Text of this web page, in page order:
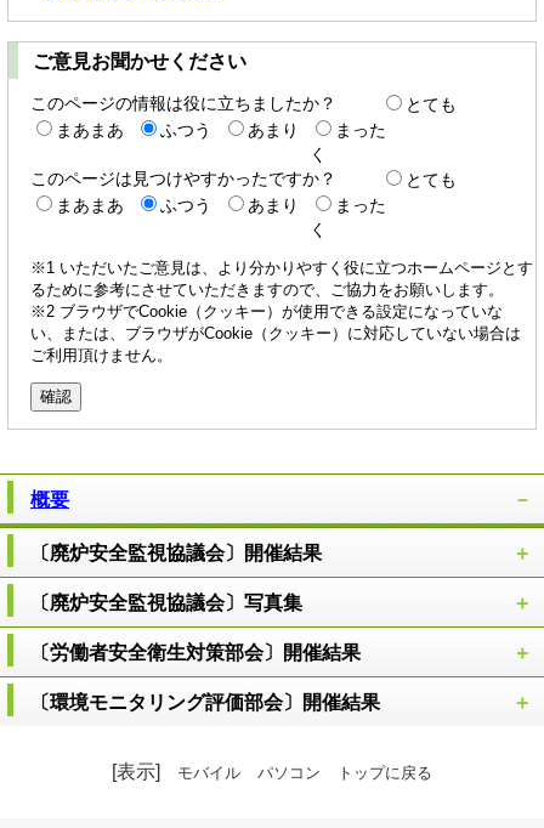
ご意見お聞かせください
このページの情報は役に立ちましたか？
とても
まあまあ
ふつう あまり
まった
く
このページは見つけやすかったですか？
とても
まあまあ
ふつう あまり
まった
く
※1 いただいたご意見は、より分かりやすく役に立つホームページとす
るために参考にさせていただきますので、ご協力をお願いします。
※2 ブラウザでCookie（クッキー）が使用できる設定になっていな
い、または、ブラウザがCookie（クッキー）に対応していない場合は
ご利用頂けません。
概要
〔廃炉安全監視協議会〕開催結果
〔廃炉安全監視協議会〕写真集
〔労働者安全衛生対策部会〕開催結果
〔環境モニタリング評価部会〕開催結果
[表示] モバイル パソコン トップに戻る